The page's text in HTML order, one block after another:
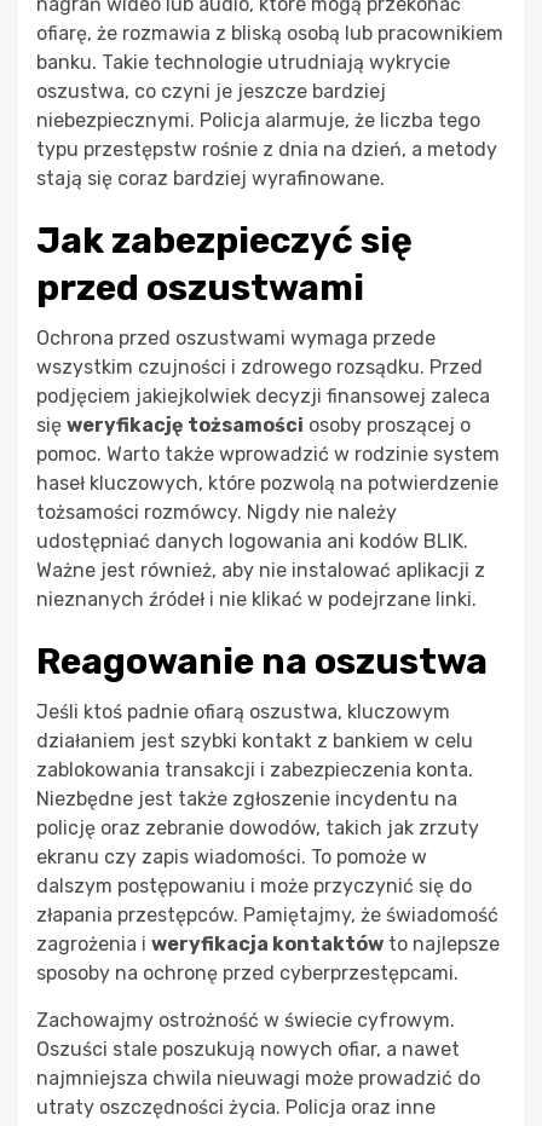
ofiarę, że rozmawia z bliską osobą lub pracownikiem
banku. Takie technologie utrudniają wykrycie
oszustwa, co czyni je jeszcze bardziej
niebezpiecznymi. Policja alarmuje, że liczba tego
typu przestępstw rośnie z dnia na dzień, a metody
stają się coraz bardziej wyrafinowane.
Jak zabezpieczyć się
przed oszustwami
Ochrona przed oszustwami wymaga przede
wszystkim czujności i zdrowego rozsądku. Przed
podjęciem jakiejkolwiek decyzji finansowej zaleca
się weryfikację tożsamości osoby proszącej o
pomoc. Warto także wprowadzić w rodzinie system
haseł kluczowych, które pozwolą na potwierdzenie
tożsamości rozmówcy. Nigdy nie należy
udostępniać danych logowania ani kodów BLIK.
Ważne jest również, aby nie instalować aplikacji z
nieznanych źródeł i nie klikać w podejrzane linki.
Reagowanie na oszustwa
Jeśli ktoś padnie ofiarą oszustwa, kluczowym
działaniem jest szybki kontakt z bankiem w celu
zablokowania transakcji i zabezpieczenia konta.
Niezbędne jest także zgłoszenie incydentu na
policję oraz zebranie dowodów, takich jak zrzuty
ekranu czy zapis wiadomości. To pomoże w
dalszym postępowaniu i może przyczynić się do
złapania przestępców. Pamiętajmy, że świadomość
zagrożenia i weryfikacja kontaktów to najlepsze
sposoby na ochronę przed cyberprzestępcami.
Zachowajmy ostrożność w świecie cyfrowym.
Oszuści stale poszukują nowych ofiar, a nawet
najmniejsza chwila nieuwagi może prowadzić do
utraty oszczędności życia. Policja oraz inne